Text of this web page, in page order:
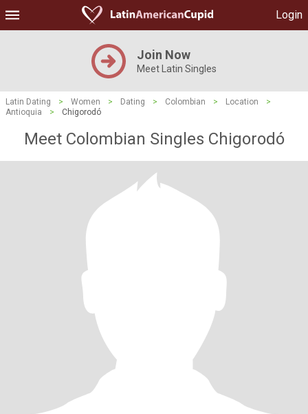
Login
Join Now
Meet Latin Singles
Latin Dating > Women > Dating > Colombian > Location
>
Antioquia
> Chigorodó
Meet Colombian Singles Chigorodó